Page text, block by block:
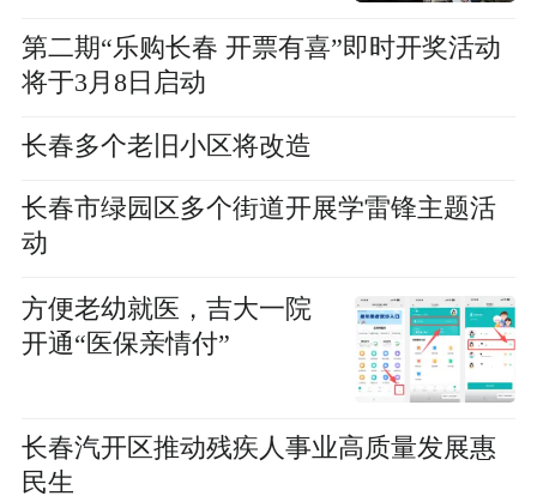
第二期“乐购长春 开票有喜”即时开奖活动
将于3月8日启动
长春多个老旧小区将改造
长春市绿园区多个街道开展学雷锋主题活
动
方便老幼就医，吉大一院
开通“医保亲情付”
长春汽开区推动残疾人事业高质量发展惠
民生